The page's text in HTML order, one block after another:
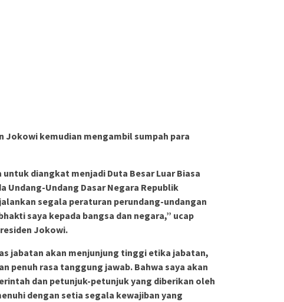
Jokowi kemudian mengambil sumpah para
diangkat menjadi Duta Besar Luar Biasa
Undang-Undang Dasar Negara Republik
segala peraturan perundang-undangan
saya kepada bangsa dan negara,” ucap
Jokowi.
jabatan akan menjunjung tinggi etika jabatan,
penuh rasa tanggung jawab. Bahwa saya akan
dan petunjuk-petunjuk yang diberikan oleh
dengan setia segala kewajiban yang